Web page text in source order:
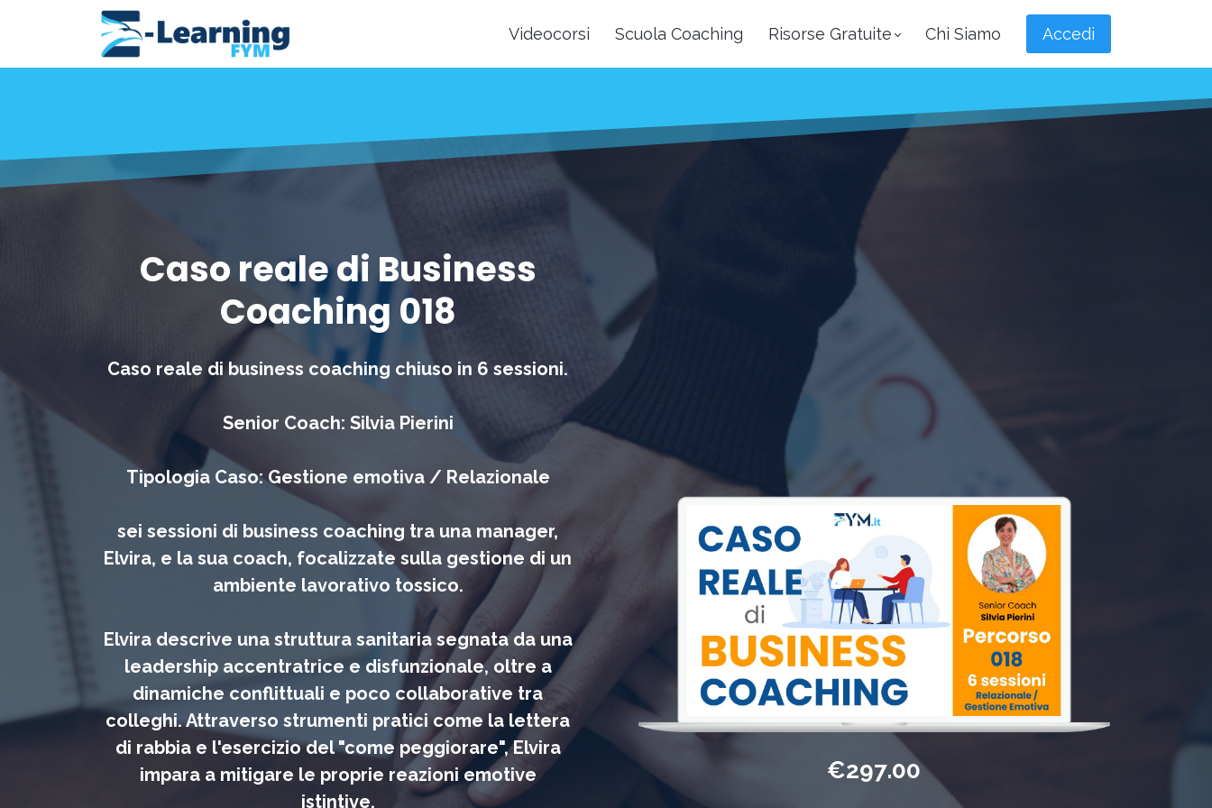
Videocorsi Scuola Coaching Risorse Gratuite Chi Siamo Accedi
Caso reale di Business
Coaching 018
Caso reale di business coaching chiuso in 6 sessioni.
Senior Coach: Silvia Pierini
Tipologia Caso: Gestione emotiva / Relazionale
sei sessioni di business coaching tra una manager,
Elvira, e la sua coach, focalizzate sulla gestione di un
ambiente lavorativo tossico.
Elvira descrive una struttura sanitaria segnata da una
leadership accentratrice e disfunzionale, oltre a
dinamiche conflittuali e poco collaborative tra
colleghi. Attraverso strumenti pratici come la lettera
di rabbia e l'esercizio del "come peggiorare", Elvira
impara a mitigare le proprie reazioni emotive
istintive.
€297.00